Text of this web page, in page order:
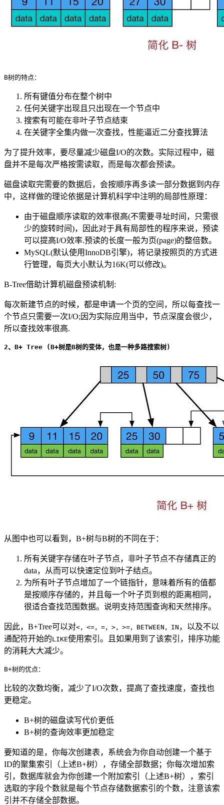
B树的特点：
所有键值分布在整个树中
任何关键字出现且只出现在一个节点中
搜索有可能在非叶子节点结束
在关键字全集内做一次查找，性能逼近二分查找算法
为了提升效率，要尽量减少磁盘I/O的次数。实际过程中，磁
盘并不是每次严格按需读取，而是每次都会预读。
磁盘读取完需要的数据后，会按顺序再多读一部分数据到内存
中，这样做的理论依据是计算机科学中注明的局部性原理：
由于磁盘顺序读取的效率很高(不需要寻址时间，只需很
少的旋转时间)，因此对于具有局部性的程序来说，预读
可以提高I/O效率.预读的长度一般为页(page)的整倍数。
MySQL(默认使用InnoDB引擎)，将记录按照页的方式进
行管理，每页大小默认为16K(可以修改)。
B-Tree借助计算机磁盘预读机制:
每次新建节点的时候，都是申请一个页的空间，所以每查找一
个节点只需要一次I/O;因为实际应用当中，节点深度会很少，
所以查找效率很高.
2、B+ Tree (B+树是B树的变体，也是一种多路搜索树)
从图中也可以看到，B+树与B树的不同在于：
所有关键字存储在叶子节点，非叶子节点不存储真正的
data，从而可以快速定位到叶子结点。
为所有叶子节点增加了一个链指针，意味着所有的值都
是按顺序存储的，并且每一个叶子页到根的距离相同，
很适合查找范围数据。说明支持范围查询和天然排序。
因此，B+Tree可以对<，<=，=，>，>=，BETWEEN，IN ，以及不以
通配符开始的LIKE使用索引。且如果用到了该索引，排序功能
的消耗大大减少。
B+树的优点：
比较的次数均衡，减少了I/O次数，提高了查找速度，查找也
更稳定。
B+树的磁盘读写代价更低
B+树的查询效率更加稳定
要知道的是，你每次创建表，系统会为你自动创建一个基于
ID的聚集索引（上述B+树），存储全部数据；你每次增加索
引，数据库就会为你创建一个附加索引（上述B+树），索引
选取的字段个数就是每个节点存储数据索引的个数，注意该索
引并不存储全部数据。